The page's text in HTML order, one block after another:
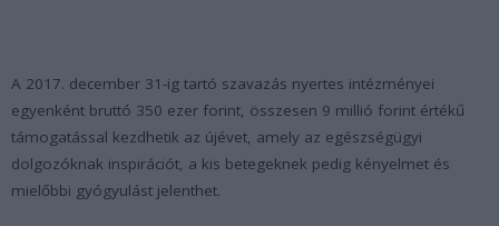
A 2017. december 31-ig tartó szavazás nyertes intézményei
egyenként bruttó 350 ezer forint, összesen 9 millió forint értékű
támogatással kezdhetik az újévet, amely az egészségügyi
dolgozóknak inspirációt, a kis betegeknek pedig kényelmet és
mielőbbi gyógyulást jelenthet.